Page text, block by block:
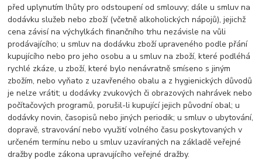
před uplynutím lhůty pro odstoupení od smlouvy; dále u smluv na
dodávku služeb nebo zboží (včetně alkoholických nápojů), jejichž
cena závisí na výchylkách finančního trhu nezávisle na vůli
prodávajícího; u smluv na dodávku zboží upraveného podle přání
kupujícího nebo pro jeho osobu a u smluv na zboží, které podléhá
rychlé zkáze, u zboží, které bylo nenávratně smíseno s jiným
zbožím, nebo vyňato z uzavřeného obalu a z hygienických důvodů
je nelze vrátit; u dodávky zvukových či obrazových nahrávek nebo
počítačových programů, porušil-li kupující jejich původní obal; u
dodávky novin, časopisů nebo jiných periodik; u smluv o ubytování,
dopravě, stravování nebo využití volného času poskytovaných v
určeném termínu nebo u smluv uzavíraných na základě veřejné
dražby podle zákona upravujícího veřejné dražby.